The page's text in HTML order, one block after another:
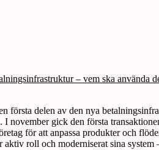
– vem ska använda
första delen av den nya
november gick den första
för att anpassa produkter och
aktiv roll och moderniserat sina system